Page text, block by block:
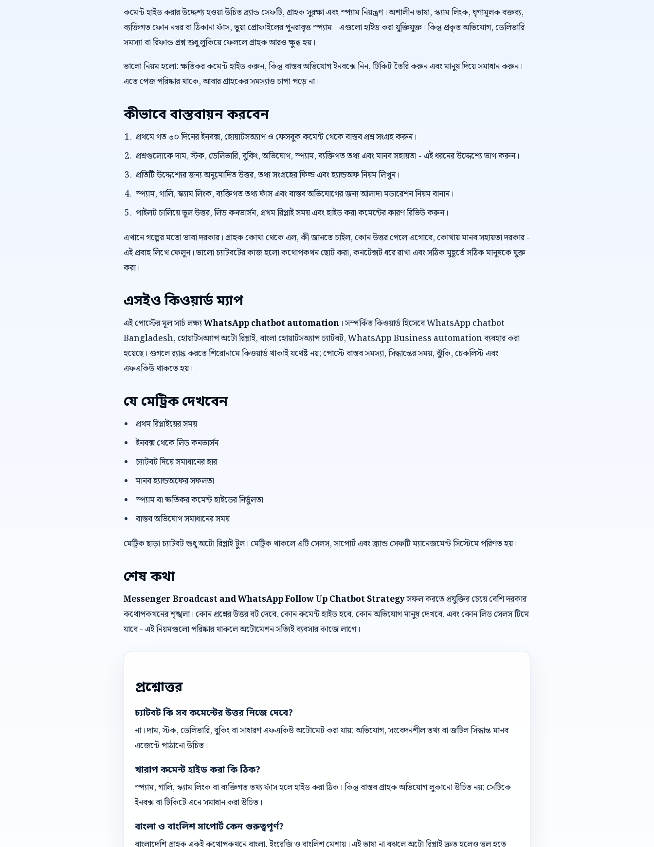
কমেন্ট হাইড করার উদ্দেশ্য হওয়া উচিত ব্র্যান্ড সেফটি, গ্রাহক সুরক্ষা এবং স্প্যাম নিয়ন্ত্রণ। অশালীন ভাষা, স্ক্যাম লিংক, ঘৃণামূলক বক্তব্য,
ব্যক্তিগত ফোন নম্বর বা ঠিকানা ফাঁস, ভুয়া প্রোফাইলের পুনরাবৃত্ত স্প্যাম - এগুলো হাইড করা যুক্তিযুক্ত। কিন্তু প্রকৃত অভিযোগ, ডেলিভারি
সমস্যা বা রিফান্ড প্রশ্ন শুধু লুকিয়ে ফেললে গ্রাহক আরও ক্ষুব্ধ হয়।
ভালো নিয়ম হলো: ক্ষতিকর কমেন্ট হাইড করুন, কিন্তু বাস্তব অভিযোগ ইনবক্সে নিন, টিকিট তৈরি করুন এবং মানুষ দিয়ে সমাধান করুন।
এতে পেজ পরিষ্কার থাকে, আবার গ্রাহকের সমস্যাও চাপা পড়ে না।
কীভাবে বাস্তবায়ন করবেন
প্রথমে গত ৩০ দিনের ইনবক্স, হোয়াটসঅ্যাপ ও ফেসবুক কমেন্ট থেকে বাস্তব প্রশ্ন সংগ্রহ করুন।
প্রশ্নগুলোকে দাম, স্টক, ডেলিভারি, বুকিং, অভিযোগ, স্প্যাম, ব্যক্তিগত তথ্য এবং মানব সহায়তা - এই ধরনের উদ্দেশ্যে ভাগ করুন।
প্রতিটি উদ্দেশ্যের জন্য অনুমোদিত উত্তর, তথ্য সংগ্রহের ফিল্ড এবং হ্যান্ডঅফ নিয়ম লিখুন।
স্প্যাম, গালি, স্ক্যাম লিংক, ব্যক্তিগত তথ্য ফাঁস এবং বাস্তব অভিযোগের জন্য আলাদা মডারেশন নিয়ম বানান।
পাইলট চালিয়ে ভুল উত্তর, লিড কনভার্সন, প্রথম রিপ্লাই সময় এবং হাইড করা কমেন্টের কারণ রিভিউ করুন।
এখানে গল্পের মতো ভাবা দরকার। গ্রাহক কোথা থেকে এল, কী জানতে চাইল, কোন উত্তর পেলে এগোবে, কোথায় মানব সহায়তা দরকার -
এই প্রবাহ লিখে ফেলুন। ভালো চ্যাটবটের কাজ হলো কথোপকথন ছোট করা, কনটেক্সট ধরে রাখা এবং সঠিক মুহূর্তে সঠিক মানুষকে যুক্ত
করা।
এসইও কিওয়ার্ড ম্যাপ
এই পোস্টের মূল সার্চ লক্ষ্যWhatsApp chatbot automation । সম্পর্কিত কিওয়ার্ড হিসেবে WhatsApp chatbot
Bangladesh, হোয়াটসঅ্যাপ অটো রিপ্লাই, বাংলা হোয়াটসঅ্যাপ চ্যাটবট, WhatsApp Business automation ব্যবহার করা
হয়েছে। গুগলে র‍্যাঙ্ক করতে শিরোনামে কিওয়ার্ড থাকাই যথেষ্ট নয়; পোস্টে বাস্তব সমস্যা, সিদ্ধান্তের সময়, ঝুঁকি, চেকলিস্ট এবং
এফএকিউ থাকতে হয়।
যে মেট্রিক দেখবেন
প্রথম রিপ্লাইয়ের সময়
ইনবক্স থেকে লিড কনভার্সন
চ্যাটবট দিয়ে সমাধানের হার
মানব হ্যান্ডঅফের সফলতা
স্প্যাম বা ক্ষতিকর কমেন্ট হাইডের নির্ভুলতা
বাস্তব অভিযোগ সমাধানের সময়
মেট্রিক ছাড়া চ্যাটবট শুধু অটো রিপ্লাই টুল। মেট্রিক থাকলে এটি সেলস, সাপোর্ট এবং ব্র্যান্ড সেফটি ম্যানেজমেন্ট সিস্টেমে পরিণত হয়।
শেষ কথা
Messenger Broadcast and WhatsApp Follow Up Chatbot Strategyসফল করতে প্রযুক্তির চেয়ে বেশি দরকার
কথোপকথনের শৃঙ্খলা। কোন প্রশ্নের উত্তর বট দেবে, কোন কমেন্ট হাইড হবে, কোন অভিযোগ মানুষ দেখবে, এবং কোন লিড সেলস টিমে
যাবে - এই নিয়মগুলো পরিষ্কার থাকলে অটোমেশন সত্যিই ব্যবসার কাজে লাগে।
প্রশ্নোত্তর
চ্যাটবট কি সব কমেন্টের উত্তর নিজে দেবে?
না। দাম, স্টক, ডেলিভারি, বুকিং বা সাধারণ এফএকিউ অটোমেট করা যায়; অভিযোগ, সংবেদনশীল তথ্য বা জটিল সিদ্ধান্ত মানব
এজেন্টে পাঠানো উচিত।
খারাপ কমেন্ট হাইড করা কি ঠিক?
স্প্যাম, গালি, স্ক্যাম লিংক বা ব্যক্তিগত তথ্য ফাঁস হলে হাইড করা ঠিক। কিন্তু বাস্তব গ্রাহক অভিযোগ লুকানো উচিত নয়; সেটিকে
ইনবক্স বা টিকিটে এনে সমাধান করা উচিত।
বাংলা ও বাংলিশ সাপোর্ট কেন গুরুত্বপূর্ণ?